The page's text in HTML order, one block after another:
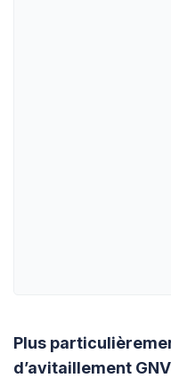
Plus
d’avitaillement